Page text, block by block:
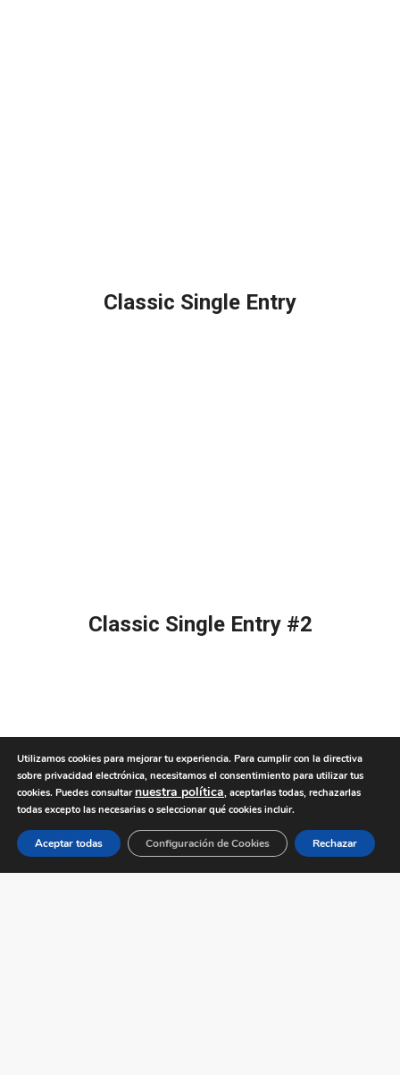
Classic Single Entry
Classic Single Entry #2
Utilizamos cookies para mejorar tu experiencia. Para cumplir con la directiva
sobre privacidad electrónica, necesitamos el consentimiento para utilizar tus
cookies. Puedes consultar nuestra política, aceptarlas todas, rechazarlas
todas excepto las necesarias o seleccionar qué cookies incluir.
Aceptar todas Rechazar
Configuración de Cookies